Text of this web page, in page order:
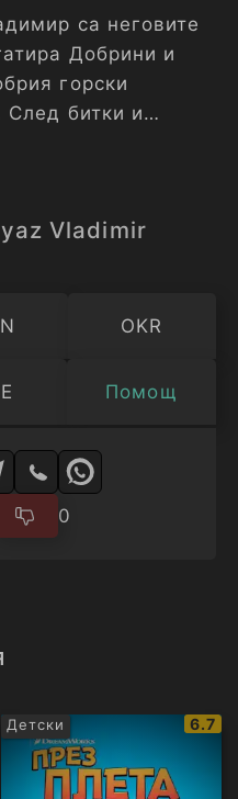
са неговите
Добрини и
горски
След битки и
Vladimir
OKR
Помощ
0
Детски
IMDb
6.7